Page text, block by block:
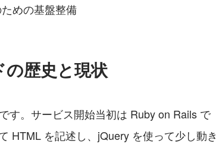
めの基盤整備
歴史と現状
す。サービス開始当初は Ruby on Rails で
HTML を記述し、jQuery を使って少し動き